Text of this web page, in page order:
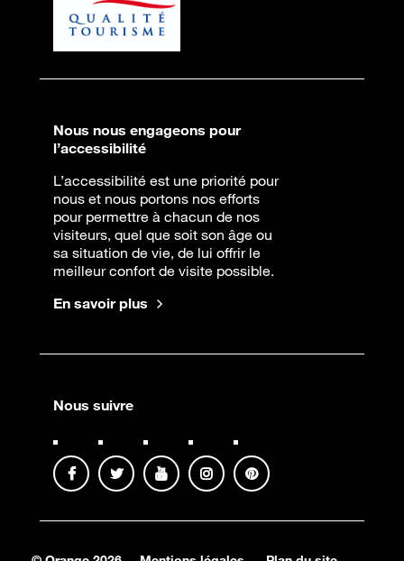
Nous nous engageons pour
l’accessibilité
L’accessibilité est une priorité pour
nous et nous portons nos efforts
pour permettre à chacun de nos
visiteurs, quel que soit son âge ou
sa situation de vie, de lui offrir le
meilleur confort de visite possible.
En savoir plus
Nous suivre